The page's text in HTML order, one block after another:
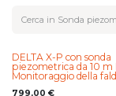
DELTA X-P con sonda
piezometrica da 10 m
Monitoraggio della
799,00 €